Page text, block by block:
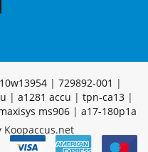
| 729892-001 |
| a1281 accu | tpn-ca13|
ms906| a17-180p1a